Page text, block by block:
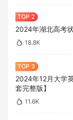
2024年湖北高考
18.8K
2024年12月大学
套完整版】
11.6K